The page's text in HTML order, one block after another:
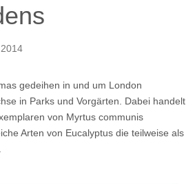
gedeihen in und um London
in Parks und Vorgärten. Dabei handelt
von Myrtus communis
Arten von Eucalyptus die teilweise als